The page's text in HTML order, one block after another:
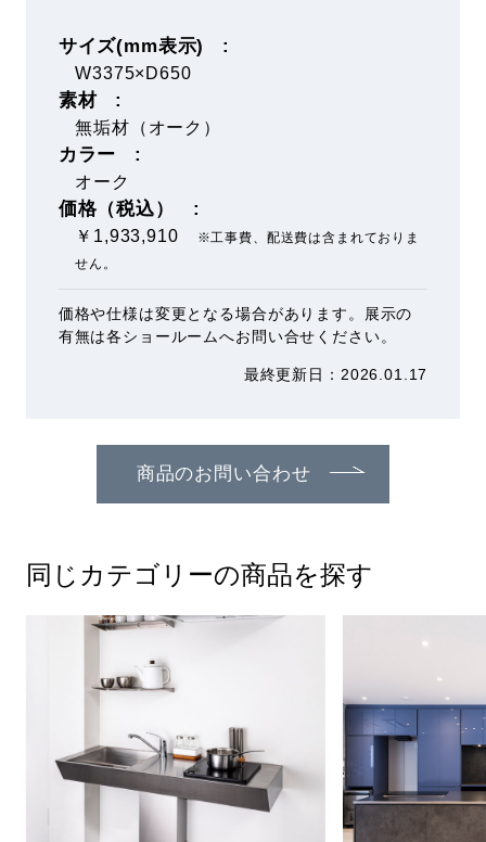
サイズ(mm表示)
W3375×D650
素材
無垢材（オーク）
カラー
オーク
価格（税込）
￥1,933,910
※工事費、配送費は含まれておりま
せん。
価格や仕様は変更となる場合があります。展示の
有無は各ショールームへお問い合せください。
最終更新⽇：2026.01.17
商品のお問い合わせ
同じカテゴリーの商品を探す